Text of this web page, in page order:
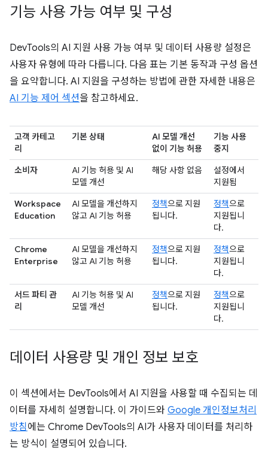
기능 사용 가능 여부 및 구성
DevTools의 AI 지원 사용 가능 여부 및 데이터 사용량 설정은
사용자 유형에 따라 다릅니다. 다음 표는 기본 동작과 구성 옵션
을 요약합니다. AI 지원을 구성하는 방법에 관한 자세한 내용은
AI 기능 제어 섹션을 참고하세요.
고객 카테고
리
기본 상태
AI 모델 개선
없이 기능 허용
기능 사용
중지
소비자
AI 기능 허용 및 AI
모델 개선
해당 사항 없음
설정에서
지원됨
Workspace
Education
AI 모델을 개선하지
않고 AI 기능 허용
정책으로 지원
됩니다.
정책으로
지원됩니
다.
Chrome
Enterprise
AI 모델을 개선하지
않고 AI 기능 허용
정책으로 지원
됩니다.
정책으로
지원됩니
다.
서드 파티 관
리
AI 기능 허용 및 AI
모델 개선
정책으로 지원
됩니다.
정책으로
지원됩니
다.
데이터 사용량 및 개인 정보 보호
이 섹션에서는 DevTools에서 AI 지원을 사용할 때 수집되는 데
이터를 자세히 설명합니다. 이 가이드와 Google 개인정보처리
방침에는 Chrome DevTools의 AI가 사용자 데이터를 처리하
는 방식이 설명되어 있습니다.